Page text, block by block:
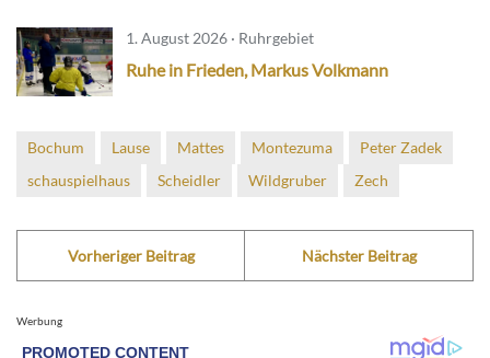
1. August 2026 · Ruhrgebiet
Ruhe in Frieden, Markus Volkmann
Bochum Lause Mattes Montezuma
Peter Zadek
schauspielhaus
Scheidler Wildgruber Zech
Vorheriger Beitrag Nächster Beitrag
Werbung